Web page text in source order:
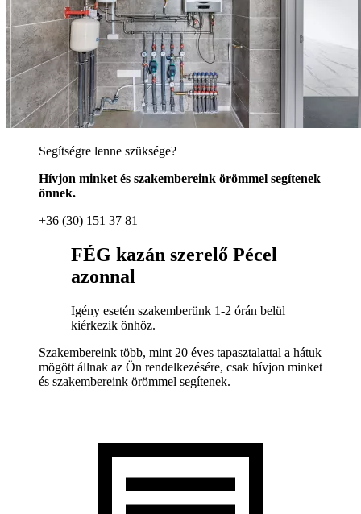
Segítségre lenne szüksége?
Hívjon minket és szakembereink örömmel segítenek
önnek.
+36 (30) 151 37 81
FÉG kazán szerelő Pécel
azonnal
Igény esetén szakemberünk 1-2 órán belül
kiérkezik önhöz.
Szakembereink több, mint 20 éves tapasztalattal a hátuk
mögött állnak az Ön rendelkezésére, csak hívjon minket
és szakembereink örömmel segítenek.